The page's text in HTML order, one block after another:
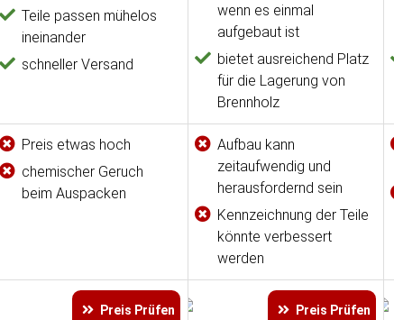
Teile passen mühelos
ineinander
schneller Versand
wenn es einmal
aufgebaut ist
bietet ausreichend Platz
für die Lagerung von
Brennholz
Preis etwas hoch
chemischer Geruch
beim Auspacken
Aufbau kann
zeitaufwendig und
herausfordernd sein
Kennzeichnung der Teile
könnte verbessert
werden
Preis Prüfen Preis Prüfen